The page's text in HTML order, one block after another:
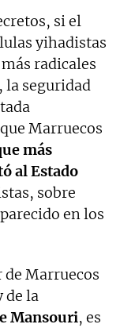
si el
yihadistas
radicales
la seguridad
Marruecos
más
al Estado
sobre
en los
Marruecos
de la
Mansouri, es